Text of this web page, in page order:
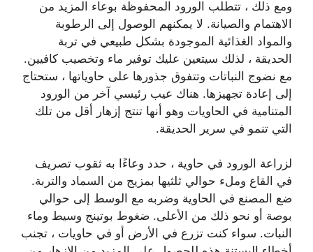
ومع ذلك ، تتطلب الورود المحفوظة بوعاء المزيد من
الاهتمام والصيانة. لا يمكنهم الوصول إلى الرطوبة
والمواد الغذائية الموجودة بشكل طبيعي في تربة
الحديقة ، لذلك سيتعين عليك توفير ماء وتخصيب كافيين.
مع نضوج النباتات وتتفوق جذورها على حاوياتها ، ستحتاج
إلى إعادة تجهيزها. هناك عيب رئيسي آخر من الورود
المتنامية في الحاويات وهو أنها تنتج إزهار أقل من تلك
التي تنمو في سرير الحديقة.
لزراعة الورود في حاوية ، حدد وعاءًا به ثقوب تصريف
في القاع وملء حوالي ثلثيها بمزيج من السماد والتربة.
ضع المصنع في الحاوية وضربه مع الوسط إلى حوالي
بوصة أو نحو ذلك من الأعلى. ضغوط بوتينج وسيط وماء
النبات. سواء كنت تزرع في الأرض أو في حاويات ، تجنب